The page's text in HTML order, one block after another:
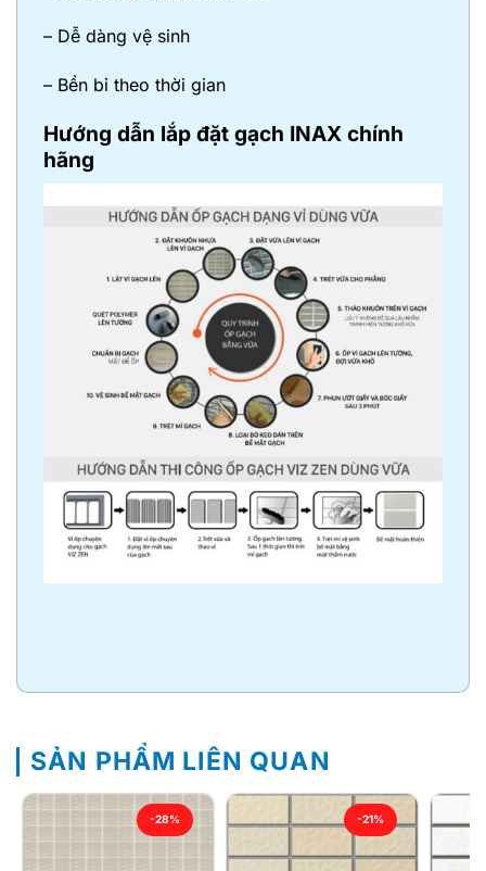
– Dễ dàng vệ sinh
– Bền bỉ theo thời gian
Hướng dẫn lắp đặt gạch INAX chính
hãng
SẢN PHẨM LIÊN QUAN
-28% -21%